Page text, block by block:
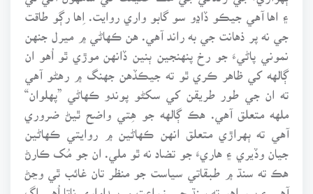
۽ اها آهي جيڪو ڏاڍو سو گابو واري روايت. اِها رڳو طاقت
جي نه پر ذهانت جي به راند آهي. هن ڪهاڻي ۾ ميرل جنهن
نموني پاڻيءَ جو رخ پنهنجين ٻنين ڏانهن موڙي ٿو اُهو ان
ڳالهه کي ظاهر ڪري ٿو ته جيڪڏهن جهنگ ۾ رهڻو آهي
ته ان جي طور طريقن کي سکڻو پوندو ڪهاڻي ”پهلوان“
ملهه متعلق آهي. هڪ ڳالهه جو هِتي واضح ٿيڻ ضروري
آهي ته ٻهراڙي متعلق انهن ڪهاڻين ۾ روايتي ڪهاڻين
جيان وڏيري ۽ هاريءَ جو تضاد نه ٿو ملي. ان جو مُک ڪارڻ
هڪ ته سنڌ ۾ طبقاتي سياست جو منظر تان غائب ٿي وڃڻ
آهي ۽ ٻيو اِهو ته سنڌ جي زراعت ۾ پيداواري ناتا اُهي اڳ